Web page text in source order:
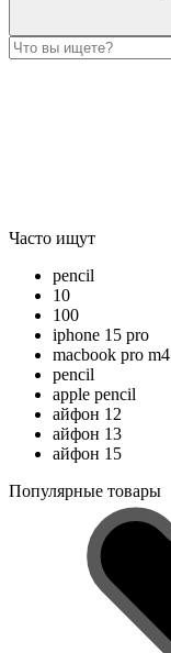
Часто ищут
pencil
10
100
iphone 15 pro
macbook pro m4
pencil
apple pencil
айфон 12
айфон 13
айфон 15
Популярные товары